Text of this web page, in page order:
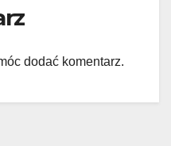
dodać komentarz.